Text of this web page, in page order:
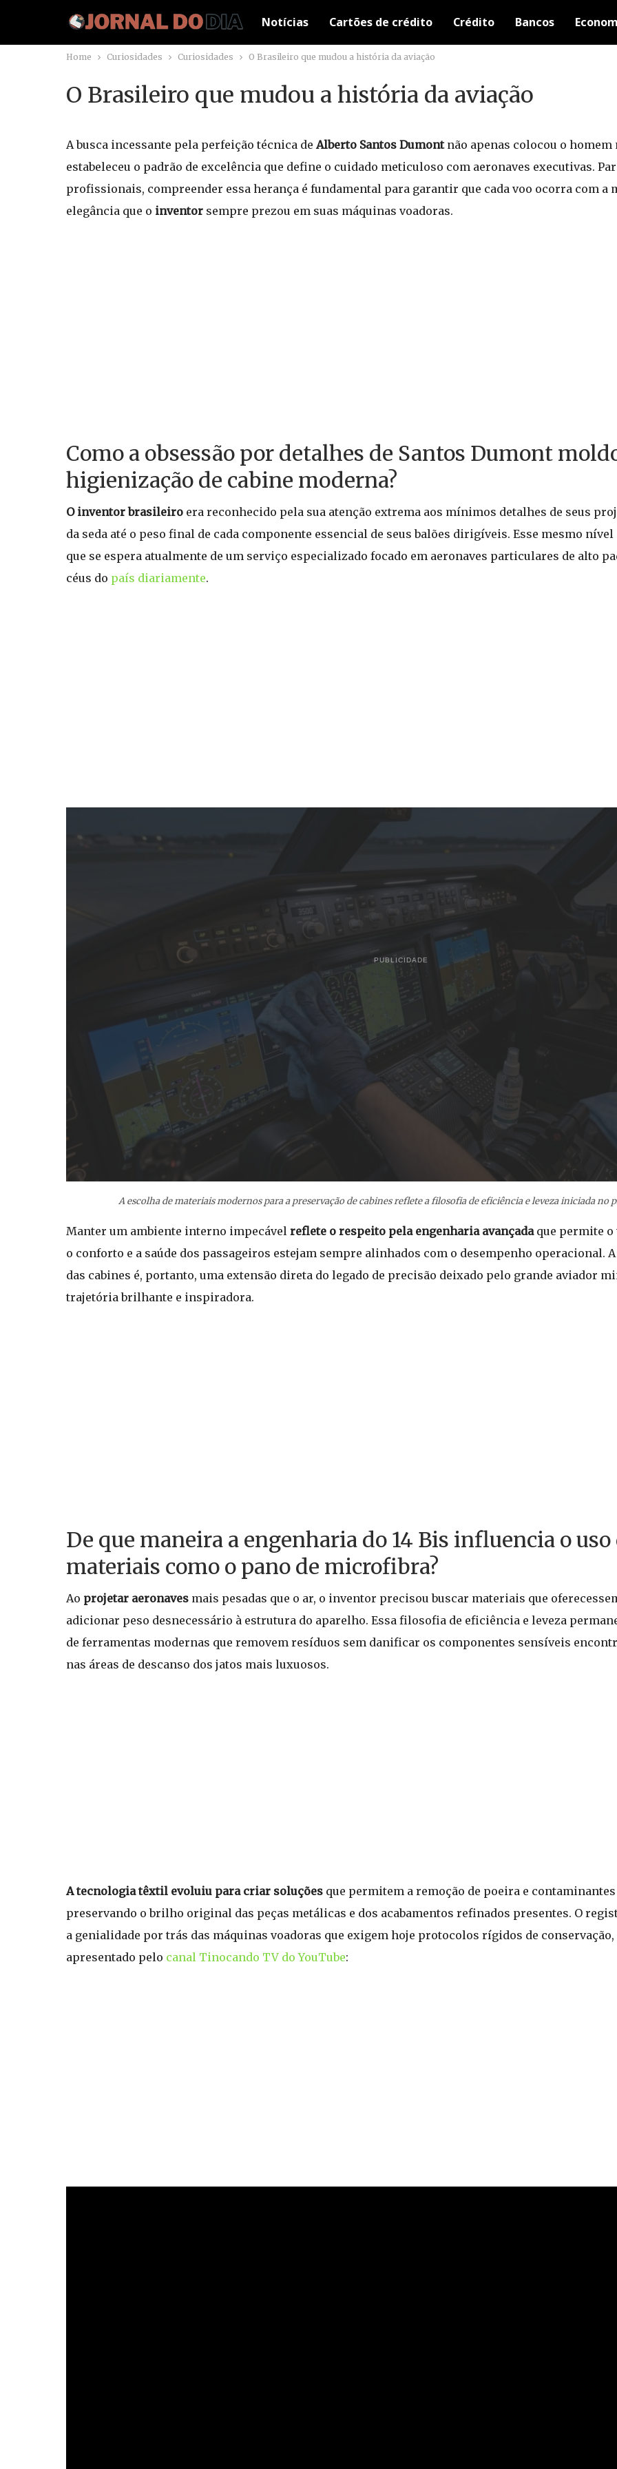
Notícias Cartões de crédito Crédito Bancos
Home Curiosidades Curiosidades O Brasileiro que mudou a história da aviação
O Brasileiro que mudou a história da aviação
A busca incessante pela perfeição técnica de Alberto Santos Dumontnão apenas colocou o homem
estabeleceu o padrão de excelência que define o cuidado meticuloso com aeronaves executivas.
profissionais, compreender essa herança é fundamental para garantir que cada voo ocorra com a
elegância que o inventor sempre prezou em suas máquinas voadoras.
Como a obsessão por detalhes de Santos Dumont
higienização de cabine moderna?
O inventor brasileiro era reconhecido pela sua atenção extrema aos mínimos detalhes de seus
da seda até o peso final de cada componente essencial de seus balões dirigíveis. Esse mesmo
que se espera atualmente de um serviço especializado focado em aeronaves particulares de alto
céus do país diariamente.
PUBLICIDADE
A escolha de materiais modernos para a preservação de cabines reflete a filosofia de eficiência e leveza iniciada no
Manter um ambiente interno impecável reflete o respeito pela engenharia avançadaque permite o
o conforto e a saúde dos passageiros estejam sempre alinhados com o desempenho operacional.
das cabines é, portanto, uma extensão direta do legado de precisão deixado pelo grande aviador
trajetória brilhante e inspiradora.
De que maneira a engenharia do 14 Bis influencia o uso
materiais como o pano de microfibra?
Ao projetar aeronaves mais pesadas que o ar, o inventor precisou buscar materiais que
adicionar peso desnecessário à estrutura do aparelho. Essa filosofia de eficiência e leveza
de ferramentas modernas que removem resíduos sem danificar os componentes sensíveis
nas áreas de descanso dos jatos mais luxuosos.
A tecnologia têxtil evoluiu para criar soluções que permitem a remoção de poeira e
preservando o brilho original das peças metálicas e dos acabamentos refinados presentes. O
a genialidade por trás das máquinas voadoras que exigem hoje protocolos rígidos de
apresentado pelo canal Tinocando TV do YouTube: